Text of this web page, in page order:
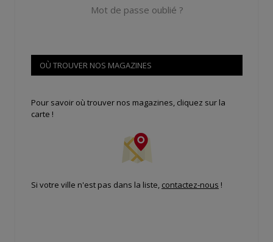
Mot de passe oublié ?
OÙ TROUVER NOS MAGAZINES
Pour savoir où trouver nos magazines, cliquez sur la
carte !
Si votre ville n'est pas dans la liste, contactez-nous !